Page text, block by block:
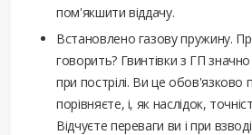
пом'якшити віддачу.
Встановлено газову пружину.
говорить? Гвинтівки з ГП
при пострілі. Ви це обов'язково
порівняєте, і, як наслідок,
Відчуєте переваги ви і при